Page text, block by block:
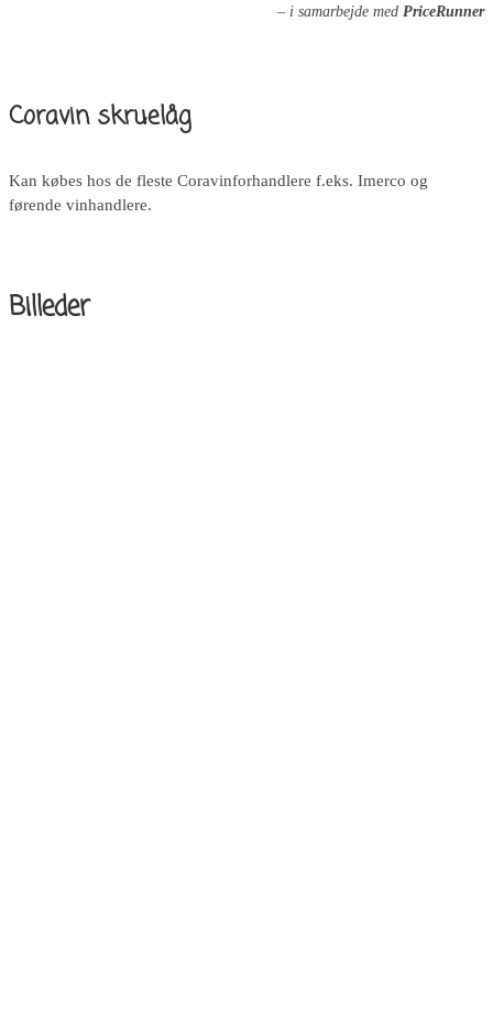
– i samarbejde med PriceRunner
Coravin skruelåg
Kan købes hos de fleste Coravinforhandlere f.eks. Imerco og
førende vinhandlere.
Billeder